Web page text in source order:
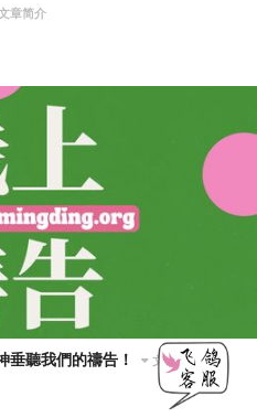
章简介
垂聽我們的禱告！ 文章简介